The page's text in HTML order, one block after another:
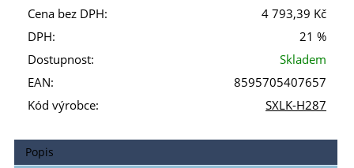
Cena bez DPH:
4 793,39 Kč
DPH:
21 %
Dostupnost:
Skladem
EAN:
8595705407657
Kód výrobce:
SXLK-H287
Popis